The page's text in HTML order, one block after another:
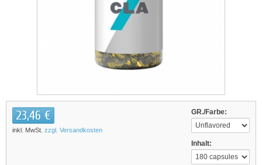
GR./Farbe:
Inhalt:
23,46 €
inkl. MwSt. zzgl. Versandkosten